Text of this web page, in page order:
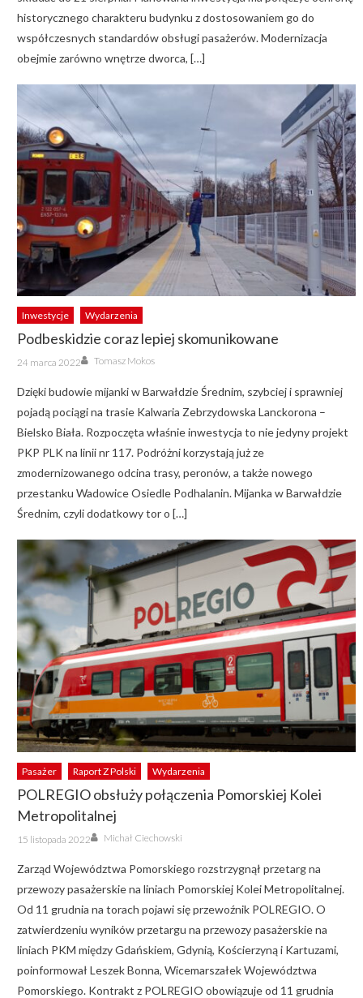
historycznego charakteru budynku z dostosowaniem go do
współczesnych standardów obsługi pasażerów. Modernizacja
obejmie zarówno wnętrze dworca, […]
Inwestycje Wydarzenia
Podbeskidzie coraz lepiej skomunikowane
Posted
on
24 marca 2022 Author
Tomasz Mokos
Dzięki budowie mijanki w Barwałdzie Średnim, szybciej i sprawniej
pojadą pociągi na trasie Kalwaria Zebrzydowska Lanckorona –
Bielsko Biała. Rozpoczęta właśnie inwestycja to nie jedyny projekt
PKP PLK na linii nr 117. Podróżni korzystają już ze
zmodernizowanego odcina trasy, peronów, a także nowego
przestanku Wadowice Osiedle Podhalanin. Mijanka w Barwałdzie
Średnim, czyli dodatkowy tor o […]
Pasażer Raport Z Polski Wydarzenia
POLREGIO obsłuży połączenia Pomorskiej Kolei
Metropolitalnej
Posted
on
15 listopada 2022 Author
Michał Ciechowski
Zarząd Województwa Pomorskiego rozstrzygnął przetarg na
przewozy pasażerskie na liniach Pomorskiej Kolei Metropolitalnej.
Od 11 grudnia na torach pojawi się przewoźnik POLREGIO. O
zatwierdzeniu wyników przetargu na przewozy pasażerskie na
liniach PKM między Gdańskiem, Gdynią, Kościerzyną i Kartuzami,
poinformował Leszek Bonna, Wicemarszałek Województwa
Pomorskiego. Kontrakt z POLREGIO obowiązuje od 11 grudnia